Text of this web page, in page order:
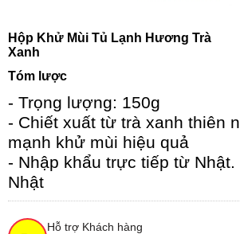
Hộp Khử Mùi Tủ Lạnh Hương Trà
Xanh
Tóm lược
- Trọng lượng: 150g
- Chiết xuất từ trà xanh thiên
mạnh khử mùi hiệu quả
- Nhập khẩu trực tiếp từ Nhật.
Nhật
Hỗ trợ Khách hàng